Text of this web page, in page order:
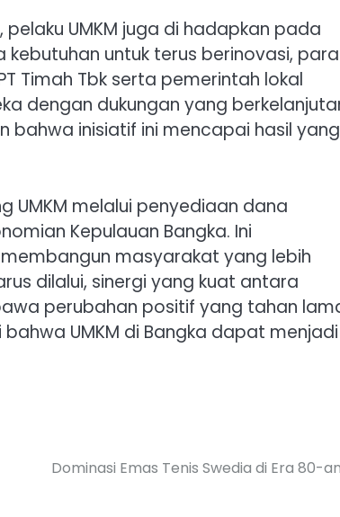
UMKM juga di hadapkan pada
untuk terus berinovasi, para
Timah Tbk serta pemerintah lokal
dengan dukungan yang
bahwa inisiatif ini mencapai hasil yang
UMKM melalui penyediaan dana
Kepulauan Bangka. Ini
masyarakat yang lebih
dilalui, sinergi yang kuat antara
perubahan positif yang tahan
UMKM di Bangka dapat menjadi
Dominasi Emas Tenis Swedia di Era 80-an